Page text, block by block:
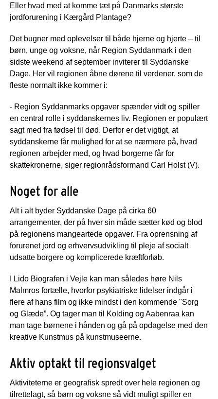
Eller hvad med at komme tæt på Danmarks største
jordforurening i Kærgård Plantage?
Det bugner med oplevelser til både hjerne og hjerte – til
børn, unge og voksne, når Region Syddanmark i den
sidste weekend af september inviterer til Syddanske
Dage. Her vil regionen åbne dørene til verdener, som de
fleste normalt ikke kommer i:
- Region Syddanmarks opgaver spænder vidt og spiller
en central rolle i syddanskernes liv. Regionen er populært
sagt med fra fødsel til død. Derfor er det vigtigt, at
syddanskerne får mulighed for at se nærmere på, hvad
regionen arbejder med, og hvad borgerne får for
skattekronerne, siger regionrådsformand Carl Holst (V).
Noget for alle
Alt i alt byder Syddanske Dage på cirka 60
arrangementer, der på hver sin måde sætter kød og blod
på regionens mangeartede opgaver. Fra oprensning af
forurenet jord og erhvervsudvikling til pleje af socialt
udsatte borgere og komplicerede kræftforløb.
I Lido Biografen i Vejle kan man således høre Nils
Malmros fortælle, hvorfor psykiatriske lidelser indgår i
flere af hans film og ikke mindst i den kommende "Sorg
og Glæde”. Og tager man til Kolding og Aabenraa kan
man tage børnene i hånden og gå på opdagelse med den
kreative Kunstmus på kunstmuseerne.
Aktiv optakt til regionsvalget
Aktiviteterne er geografisk spredt over hele regionen og
tilrettelagt, så børn og voksne så vidt muligt spiller en